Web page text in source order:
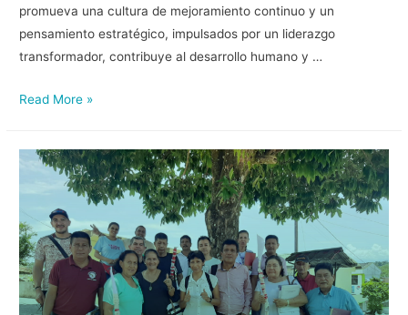
promueva una cultura de mejoramiento continuo y un
pensamiento estratégico, impulsados por un liderazgo
transformador, contribuye al desarrollo humano y …
Read More »